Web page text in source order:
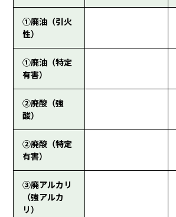
①廃油（引火
性）
①廃油（特定
有害）
②廃酸（強
酸）
②廃酸（特定
有害）
③廃アルカリ
（強アルカ
リ）